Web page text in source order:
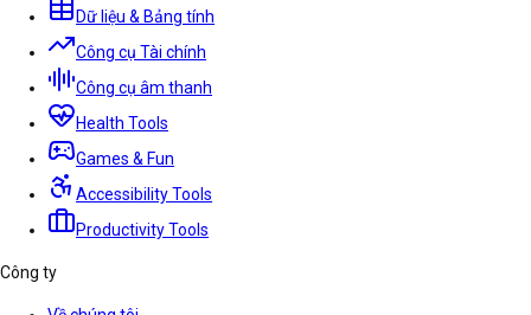
Dữ liệu & Bảng tính
Công cụ Tài chính
Công cụ âm thanh
Health Tools
Games & Fun
Accessibility Tools
Productivity Tools
Công ty